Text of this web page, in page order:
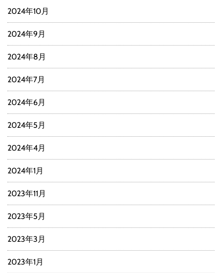
2024年10月
2024年9月
2024年8月
2024年7月
2024年6月
2024年5月
2024年4月
2024年1月
2023年11月
2023年5月
2023年3月
2023年1月